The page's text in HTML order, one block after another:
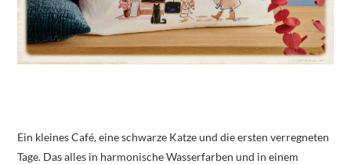
Ein kleines Café, eine schwarze Katze und die ersten verregneten
Tage. Das alles in harmonische Wasserfarben und in einem